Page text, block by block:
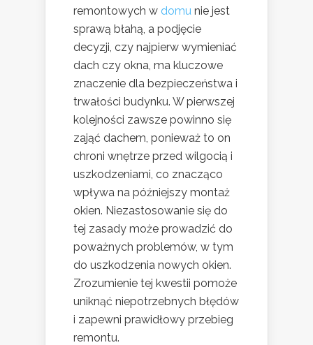
remontowych w domu nie jest
sprawą błahą, a podjęcie
decyzji, czy najpierw wymieniać
dach czy okna, ma kluczowe
znaczenie dla bezpieczeństwa i
trwałości budynku. W pierwszej
kolejności zawsze powinno się
zająć dachem, ponieważ to on
chroni wnętrze przed wilgocią i
uszkodzeniami, co znacząco
wpływa na późniejszy montaż
okien. Niezastosowanie się do
tej zasady może prowadzić do
poważnych problemów, w tym
do uszkodzenia nowych okien.
Zrozumienie tej kwestii pomoże
uniknąć niepotrzebnych błędów
i zapewni prawidłowy przebieg
remontu.